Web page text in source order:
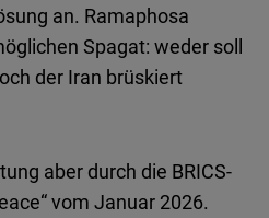
an. Ramaphosa
Spagat: weder soll
der Iran brüskiert
aber durch die BRICS-
vom Januar 2026.